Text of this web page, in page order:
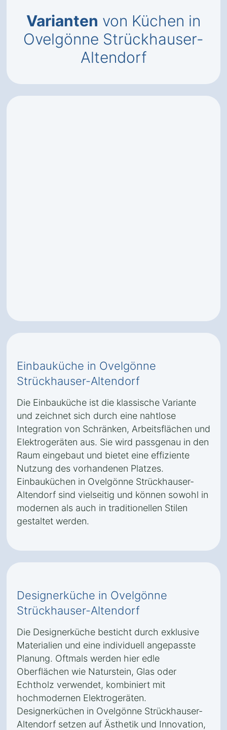
Varianten von Küchen in
Ovelgönne Strückhauser-
Altendorf
Einbauküche in Ovelgönne
Strückhauser-Altendorf
Die Einbauküche ist die klassische Variante
und zeichnet sich durch eine nahtlose
Integration von Schränken, Arbeitsflächen und
Elektrogeräten aus. Sie wird passgenau in den
Raum eingebaut und bietet eine effiziente
Nutzung des vorhandenen Platzes.
Einbauküchen in Ovelgönne Strückhauser-
Altendorf sind vielseitig und können sowohl in
modernen als auch in traditionellen Stilen
gestaltet werden.
Designerküche in Ovelgönne
Strückhauser-Altendorf
Die Designerküche besticht durch exklusive
Materialien und eine individuell angepasste
Planung. Oftmals werden hier edle
Oberflächen wie Naturstein, Glas oder
Echtholz verwendet, kombiniert mit
hochmodernen Elektrogeräten.
Designerküchen in Ovelgönne Strückhauser-
Altendorf setzen auf Ästhetik und Innovation,